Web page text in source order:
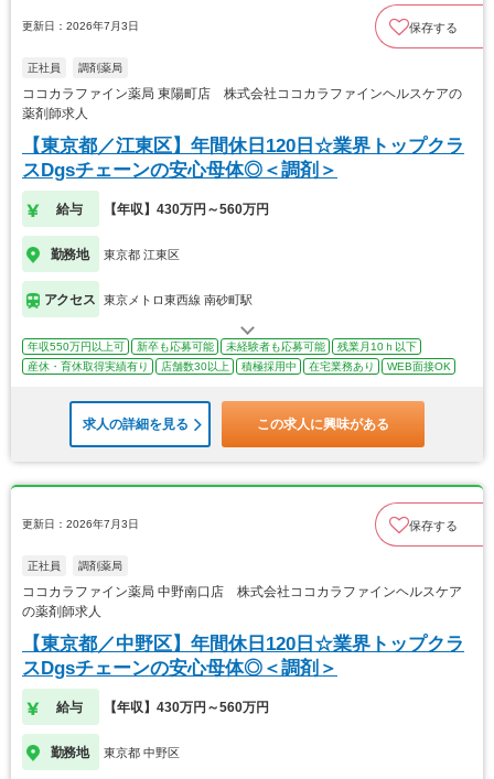
更新日：2026年7月3日 保存する
正社員 調剤薬局
ココカラファイン薬局 東陽町店 株式会社ココカラファインヘルスケアの
薬剤師求人
【東京都／江東区】年間休日120日☆業界トップクラ
スDgsチェーンの安心母体◎＜調剤＞
給与 【年収】430万円～560万円
勤務地 東京都 江東区
アクセス 東京メトロ東西線 南砂町駅
年収550万円以上可 新卒も応募可能 未経験者も応募可能
残業月10ｈ以下
産休・育休取得実績有り
店舗数30以上 積極採用中 在宅業務あり WEB面接OK
求人の詳細を見る この求人に興味がある
更新日：2026年7月3日 保存する
正社員 調剤薬局
ココカラファイン薬局 中野南口店 株式会社ココカラファインヘルスケア
の薬剤師求人
【東京都／中野区】年間休日120日☆業界トップクラ
スDgsチェーンの安心母体◎＜調剤＞
給与 【年収】430万円～560万円
勤務地 東京都 中野区